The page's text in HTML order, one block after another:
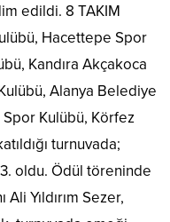
edildi. 8 TAKIM
Hacettepe Spor
Kandıra Akçakoca
Alanya Belediye
Kulübü, Körfez
turnuvada;
oldu. Ödül töreninde
Yıldırım Sezer,